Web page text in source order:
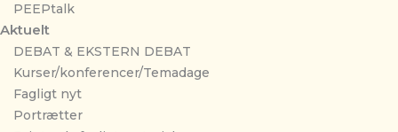
PEEPtalk
Aktuelt
DEBAT & EKSTERN DEBAT
Kurser/konferencer/Temadage
Fagligt nyt
Portrætter